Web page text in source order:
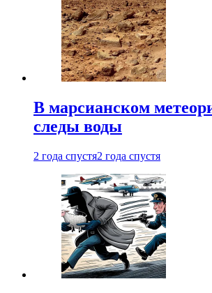
В марсианском
следы воды
2 года спустя2 года спустя